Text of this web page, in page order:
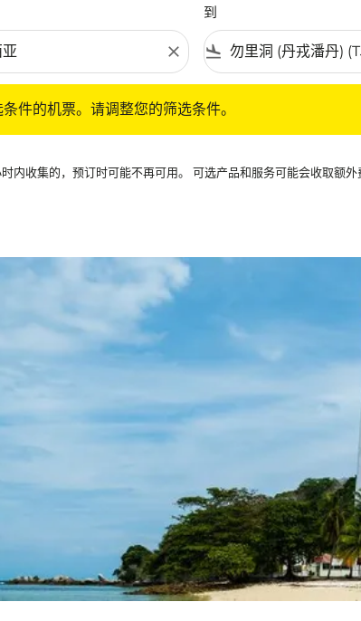
close
到
flight_land
件的机票。请调整您的筛选条件。
内收集的，预订时可能不再可用。 可选产品和服务可能会收取额外